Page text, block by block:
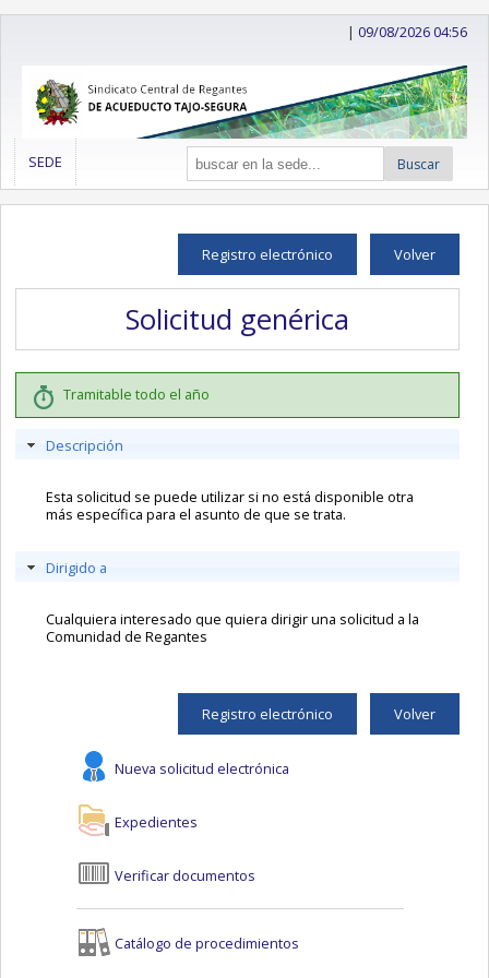
|09/08/2026 04:56
SEDE Buscar
Volver
Registro electrónico
Solicitud genérica
Tramitable todo el año
Descripción
Esta solicitud se puede utilizar si no está disponible otra
más específica para el asunto de que se trata.
Dirigido a
Cualquiera interesado que quiera dirigir una solicitud a la
Comunidad de Regantes
Volver
Registro electrónico
Nueva solicitud electrónica
Expedientes
Verificar documentos
Catálogo de procedimientos